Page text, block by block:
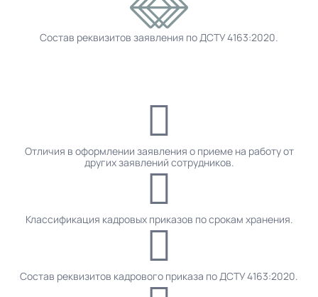
Состав реквизитов заявления по ДСТУ 4163:2020.
Отличия в оформлении заявления о приеме на работу от
других заявлений сотрудников.
Классификация кадровых приказов по срокам хранения.
Состав реквизитов кадрового приказа по ДСТУ 4163:2020.